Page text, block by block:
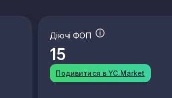
Діючі ФОП
15
Подивитися в YC.Market